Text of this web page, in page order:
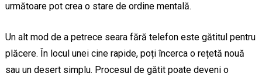
următoare pot crea o stare de ordine mentală.
Un alt mod de a petrece seara fără telefon este gătitul pentru
plăcere. În locul unei cine rapide, poți încerca o rețetă nouă
sau un desert simplu. Procesul de gătit poate deveni o